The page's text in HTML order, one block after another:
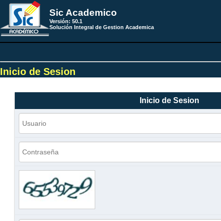
Sic Academico
Versión: 50.1
Solución Integral de Gestion Academica
Inicio de Sesion
Inicio de Sesion